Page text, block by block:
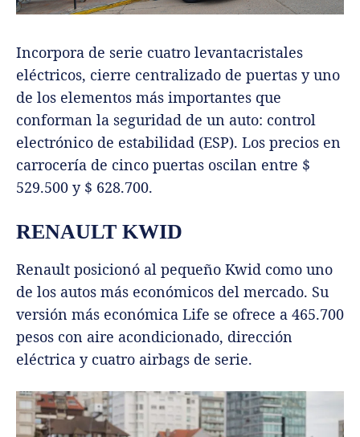
Incorpora de serie cuatro levantacristales
eléctricos, cierre centralizado de puertas y uno
de los elementos más importantes que
conforman la seguridad de un auto: control
electrónico de estabilidad (ESP). Los precios en
carrocería de cinco puertas oscilan entre $
529.500 y $ 628.700.
RENAULT KWID
Renault posicionó al pequeño Kwid como uno
de los autos más económicos del mercado. Su
versión más económica Life se ofrece a 465.700
pesos con aire acondicionado, dirección
eléctrica y cuatro airbags de serie.